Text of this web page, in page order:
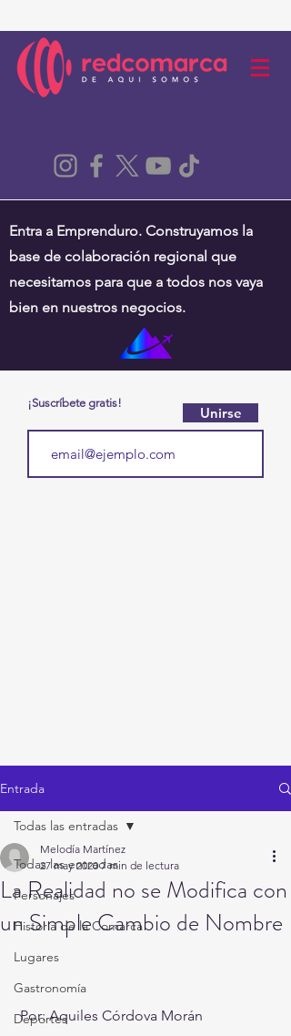
Entra a Emprenduro. Construyamos la
base de colaboración regional que
necesitamos para que a todos nos vaya
bien en nuestros negocios.
¡Suscríbete gratis!
Unirse
Entrada
Todas las entradas
Personajes
Historia de la Comarca
Lugares
Gastronomía
Deportes
Todas las entradas
La Realidad no se Modifica con
un Simple Cambio de Nombre
Melodía Martínez
27 may 2020 7 min de lectura
Por: Aquiles Córdova Morán